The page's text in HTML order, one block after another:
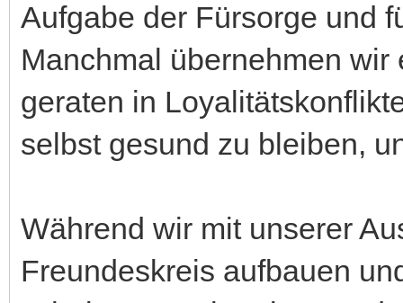
Aufgabe der Fürsorge und
Manchmal übernehmen
geraten in
selbst gesund zu bleiben,
Während wir mit unserer
Freundeskreis aufbauen